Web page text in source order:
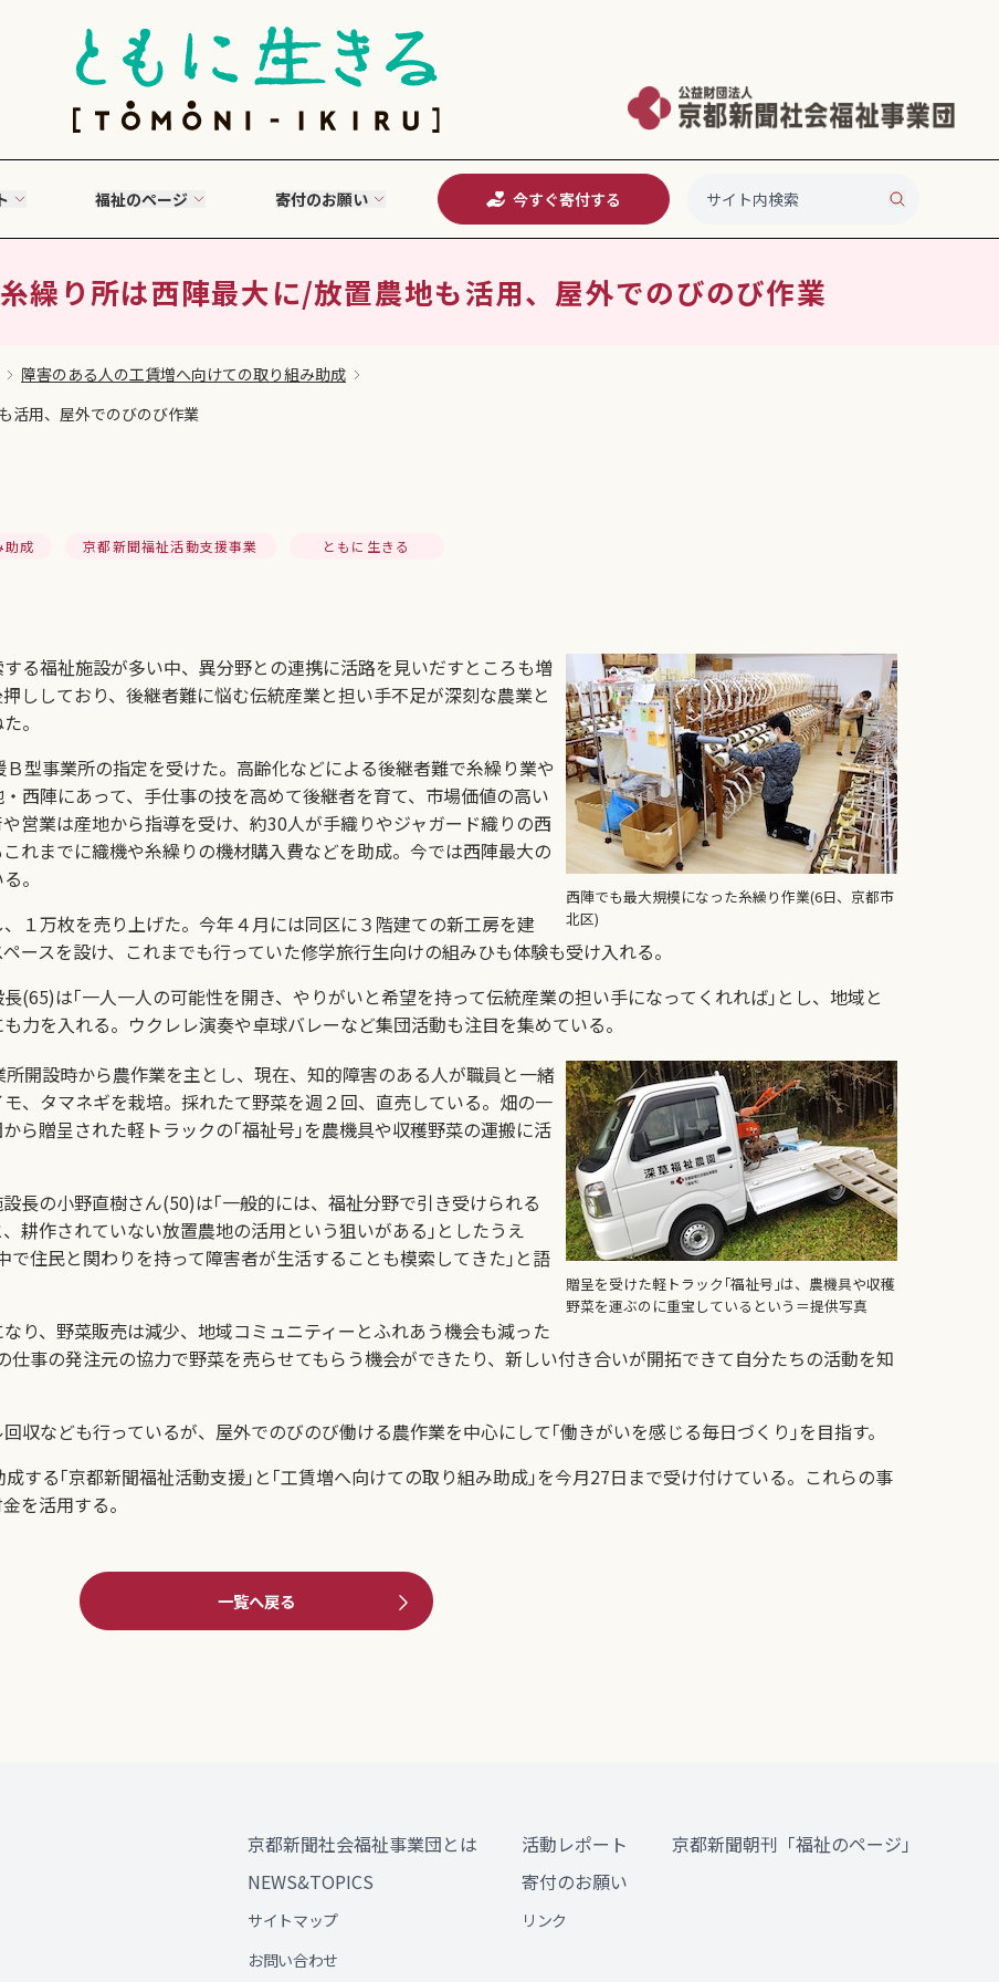
福祉のページ 寄付のお願い 今すぐ寄付する
繰り所は西陣最大に/放置農地も活用、屋外でのびのび作業
障害のある人の工賃増へ向けての取り組み助成
活用、屋外でのびのび作業
助成 京都新聞福祉活動支援事業 ともに生きる
西陣でも最大規模になった糸繰り作業(6日、京都市
北区)
る福祉施設が多い中、異分野との連携に活路を見いだすところも増
ししており、後継者難に悩む伝統産業と担い手不足が深刻な農業と
。
型事業所の指定を受けた。高齢化などによる後継者難で糸繰り業や
西陣にあって、手仕事の技を高めて後継者を育て、市場価値の高い
営業は産地から指導を受け、約30人が手織りやジャガード織りの西
れまでに織機や糸繰りの機材購入費などを助成。今では西陣最大の
。
１万枚を売り上げた。今年４月には同区に３階建ての新工房を建
ースを設け、これまでも行っていた修学旅行生向けの組みひも体験も受け入れる。
(65)は｢一人一人の可能性を開き、やりがいと希望を持って伝統産業の担い手になってくれれば｣とし、地域と
力を入れる。ウクレレ演奏や卓球バレーなど集団活動も注目を集めている。
贈呈を受けた軽トラック｢福祉号｣は、農機具や収穫
野菜を運ぶのに重宝しているという＝提供写真
開設時から農作業を主とし、現在、知的障害のある人が職員と一緒
、タマネギを栽培。採れたて野菜を週２回、直売している。畑の一
ら贈呈された軽トラックの｢福祉号｣を農機具や収穫野菜の運搬に活
長の小野直樹さん(50)は｢一般的には、福祉分野で引き受けられる
耕作されていない放置農地の活用という狙いがある｣としたうえ
住民と関わりを持って障害者が生活することも模索してきた｣と語
り、野菜販売は減少、地域コミュニティーとふれあう機会も減った
仕事の発注元の協力で野菜を売らせてもらう機会ができたり、新しい付き合いが開拓できて自分たちの活動を知
収なども行っているが、屋外でのびのび働ける農作業を中心にして｢働きがいを感じる毎日づくり｣を目指す。
する｢京都新聞福祉活動支援｣と｢工賃増へ向けての取り組み助成｣を今月27日まで受け付けている。これらの事
を活用する。
一覧へ戻る
京都新聞社会福祉事業団とは 活動レポート
京都新聞朝刊「福祉のページ」
NEWS&TOPICS
寄付のお願い
サイトマップ
リンク
お問い合わせ